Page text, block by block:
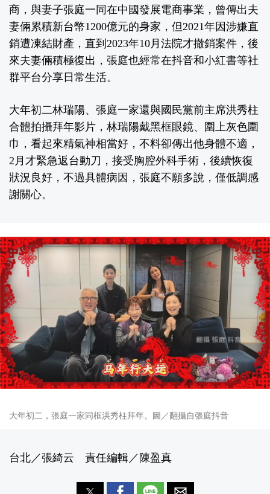
商，與妻子張庭一同在中國發展電商事業，曾傳出夫
妻倆累積新台幣1200億元的身家，但2021年因涉嫌直
銷遭凍結財產，直到2023年10月法院才撤銷案件，後
來夫妻倆積極復出，張庭也經常在抖音和小紅書等社
群平台分享日常生活。
大年初二林瑞陽、張庭一家還與國民黨前主席洪秀柱
合體拍攝拜年影片，林瑞陽戴黑框眼鏡、圍上灰色圍
巾，看起來精氣神相當好，不料卻傳出他身體不適，
2月才緊急返台動刀，接受胸腔外科手術，後續恢復
狀況良好，不過具體病因，張庭不願多說，僅低調感
謝關心。
大年初二，張庭一家同框洪秀柱拜年。圖／翻攝自張庭抖音
台北／張綺云 責任編輯／陳盈真